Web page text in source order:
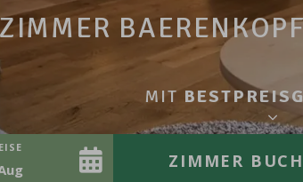
ZIMMER
MIT